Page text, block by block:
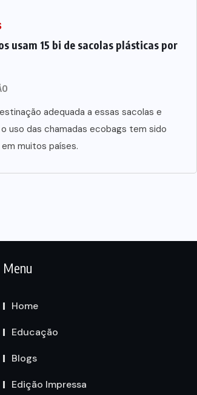
usam 15 bi de sacolas plásticas por
adequada a essas sacolas e
uso das chamadas ecobags tem sido
muitos países.
Menu
Home
Educação
Blogs
Edição Impressa